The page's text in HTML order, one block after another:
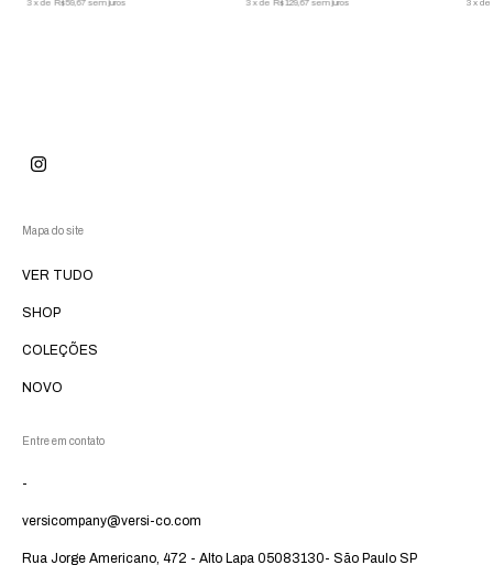
3 xde R$59,67 sem juros 3 xdeR$129,67 sem juros 3 x de
Mapa do site
VER TUDO
SHOP
COLEÇÕES
NOVO
Entre em contato
-
versicompany@versi-co.com
Rua Jorge Americano, 472 - Alto Lapa 05083130- São Paulo SP